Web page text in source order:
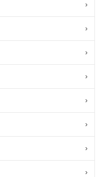
›
›
›
›
›
›
›
›